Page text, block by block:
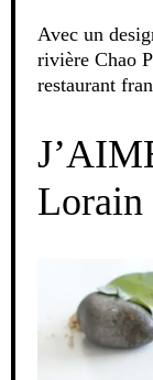
Avec un
rivière Chao
restaurant
Lorain